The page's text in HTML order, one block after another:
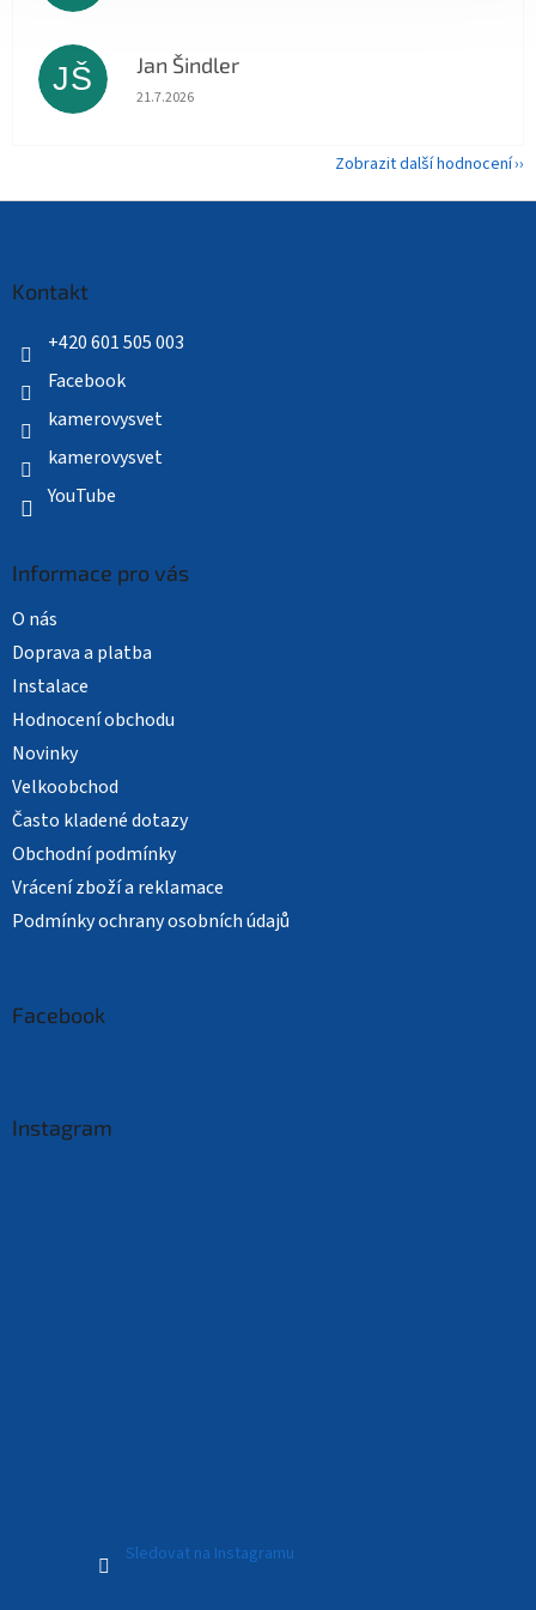
JŠ Jan Šindler
Hodnocení obchodu je 5 z 5 hvězdiček.
21.7.2026
Zobrazit další hodnocení
Kontakt
+420 601 505 003
Facebook
kamerovysvet
kamerovysvet
YouTube
Informace pro vás
O nás
Doprava a platba
Instalace
Hodnocení obchodu
Novinky
Velkoobchod
Často kladené dotazy
Obchodní podmínky
Vrácení zboží a reklamace
Podmínky ochrany osobních údajů
Facebook
Instagram
Sledovat na Instagramu